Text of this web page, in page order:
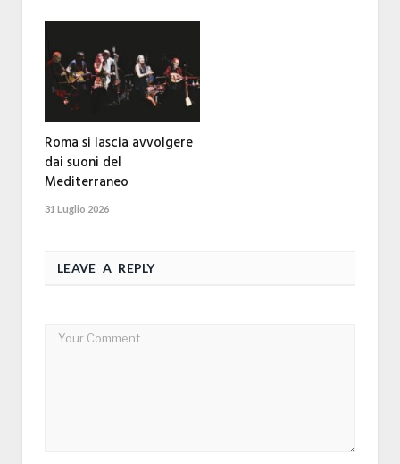
Roma si lascia avvolgere
dai suoni del
Mediterraneo
31 Luglio 2026
LEAVE A REPLY